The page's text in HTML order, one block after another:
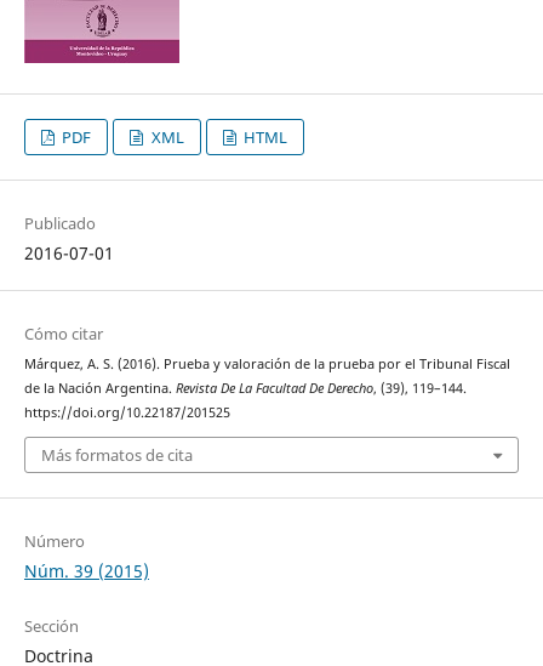
PDF XML HTML
Publicado
2016-07-01
Cómo citar
Márquez, A. S. (2016). Prueba y valoración de la prueba por el Tribunal Fiscal
de la Nación Argentina. Revista De La Facultad De Derecho, (39), 119–144.
https://doi.org/10.22187/201525
Más formatos de cita
Número
Núm. 39 (2015)
Sección
Doctrina